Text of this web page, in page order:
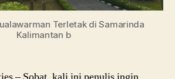
Terletak di Samarinda
Kalimantan b